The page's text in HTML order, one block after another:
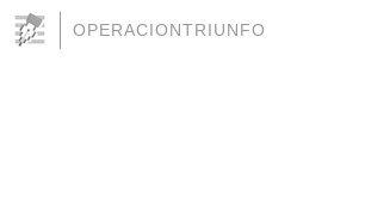
OPERACIONTRIUNFO